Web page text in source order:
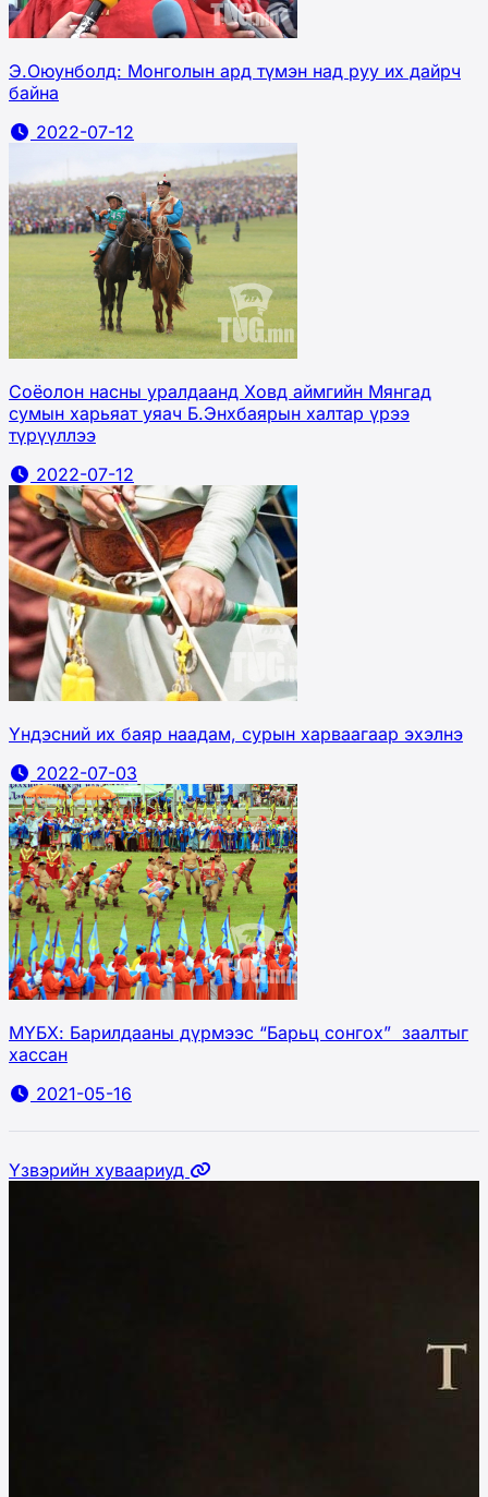
Э.Оюунболд: Монголын ард түмэн над руу их дайрч
байна
2022-07-12
Соёолон насны уралдаанд Ховд аймгийн Мянгад
сумын харьяат уяач Б.Энхбаярын халтар үрээ
түрүүллээ
2022-07-12
Үндэсний их баяр наадам, сурын харваагаар эхэлнэ
2022-07-03
МҮБХ: Барилдааны дүрмээс “Барьц сонгох” заалтыг
хассан
2021-05-16
Үзвэрийн хуваариуд